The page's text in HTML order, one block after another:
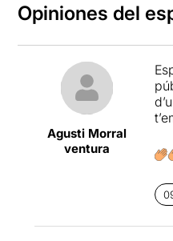
Opiniones del
Agusti Morral
ventura